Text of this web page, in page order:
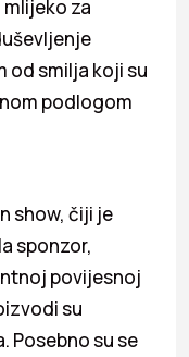
za
od smilja koji su
podlogom
show, čiji je
sponzor,
povijesnoj
su
Posebno su se